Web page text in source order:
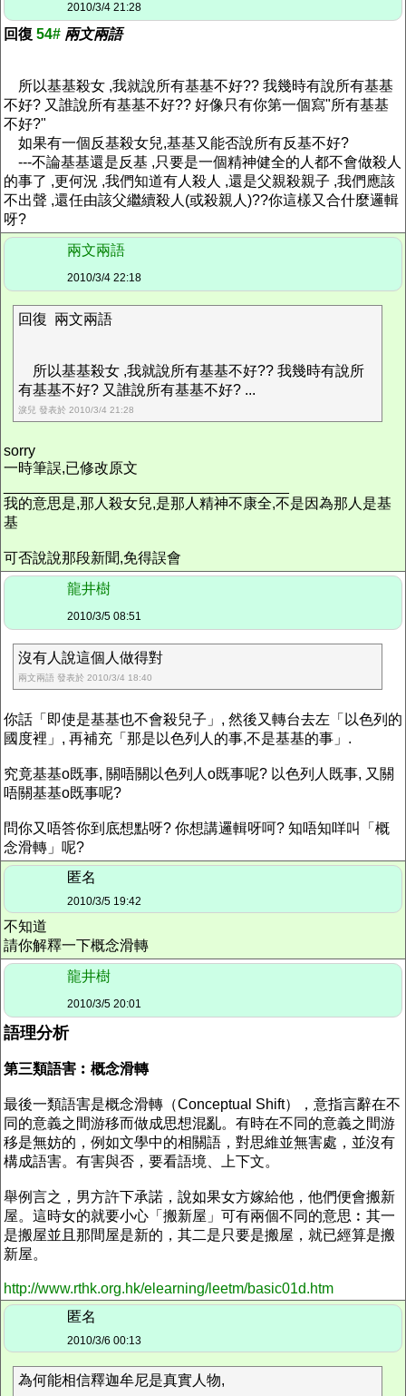
2010/3/4 21:28
回復 54# 兩文兩語
所以基基殺女 ,我就說所有基基不好?? 我幾時有說所有基基
不好? 又誰說所有基基不好?? 好像只有你第一個寫"所有基基
不好?"
如果有一個反基殺女兒,基基又能否說所有反基不好?
---不論基基還是反基 ,只要是一個精神健全的人都不會做殺人
的事了 ,更何況 ,我們知道有人殺人 ,還是父親殺親子 ,我們應該
不出聲 ,還任由該父繼續殺人(或殺親人)??你這樣又合什麼邏輯
呀?
兩文兩語
2010/3/4 22:18
回復 兩文兩語
所以基基殺女 ,我就說所有基基不好?? 我幾時有說所
有基基不好? 又誰說所有基基不好? ...
淚兒 發表於 2010/3/4 21:28
sorry
一時筆誤,已修改原文
我的意思是,那人殺女兒,是那人精神不康全,不是因為那人是基
基
可否說說那段新聞,免得誤會
龍井樹
2010/3/5 08:51
沒有人說這個人做得對
兩文兩語 發表於 2010/3/4 18:40
你話「即使是基基也不會殺兒子」, 然後又轉台去左「以色列的
國度裡」, 再補充「那是以色列人的事,不是基基的事」.
究竟基基o既事, 關唔關以色列人o既事呢? 以色列人既事, 又關
唔關基基o既事呢?
問你又唔答你到底想點呀? 你想講邏輯呀呵? 知唔知咩叫「概
念滑轉」呢?
匿名
2010/3/5 19:42
不知道
請你解釋一下概念滑轉
龍井樹
2010/3/5 20:01
語理分析
第三類語害︰概念滑轉
最後一類語害是概念滑轉（Conceptual Shift），意指言辭在不
同的意義之間游移而做成思想混亂。有時在不同的意義之間游
移是無妨的，例如文學中的相關語，對思維並無害處，並沒有
構成語害。有害與否，要看語境、上下文。
舉例言之，男方許下承諾，說如果女方嫁給他，他們便會搬新
屋。這時女的就要小心「搬新屋」可有兩個不同的意思︰其一
是搬屋並且那間屋是新的，其二是只要是搬屋，就已經算是搬
新屋。
http://www.rthk.org.hk/elearning/leetm/basic01d.htm
匿名
2010/3/6 00:13
為何能相信釋迦牟尼是真實人物,